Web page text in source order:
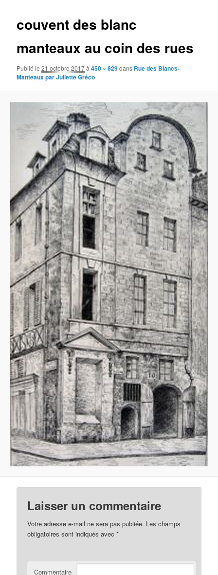
couvent des blanc
manteaux au coin des rues
Publié le21 octobre 2017à450 × 829dans Rue des Blancs-
Manteaux par Juliette Gréco
Laisser un commentaire
Votre adresse e-mail ne sera pas publiée. Les champs
obligatoires sont indiqués avec*
Commentaire